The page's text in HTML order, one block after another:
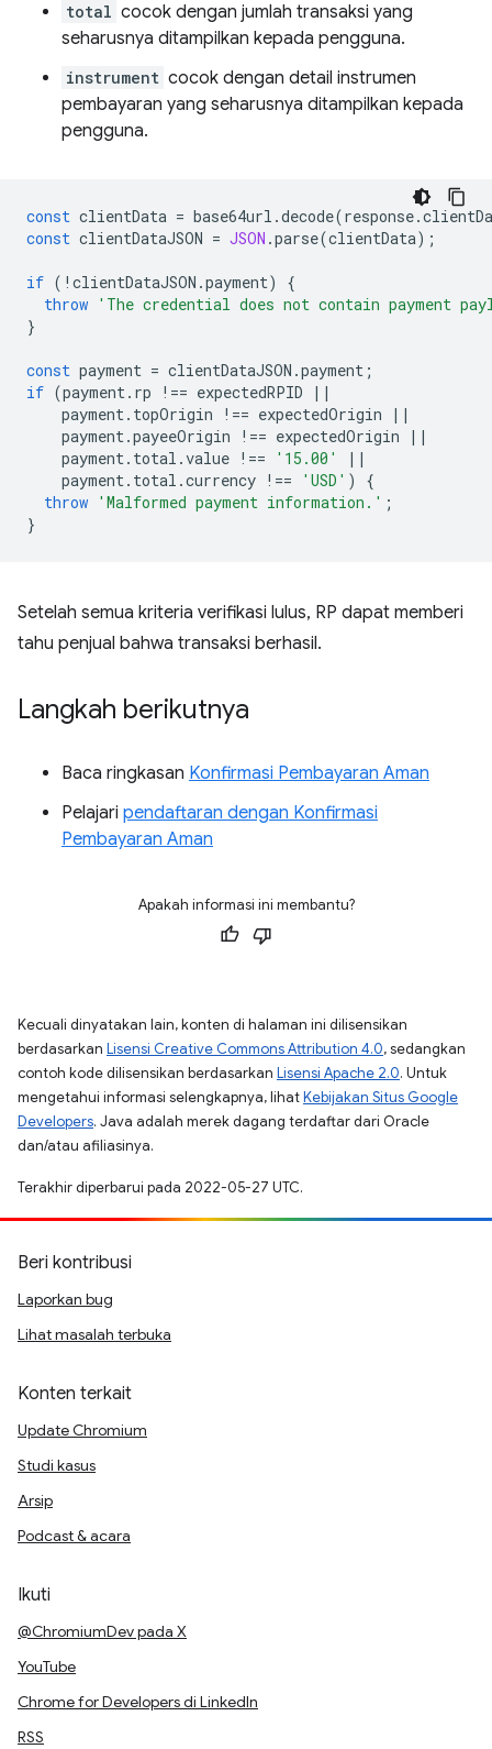
total cocok dengan jumlah transaksi yang
seharusnya ditampilkan kepada pengguna.
instrument cocok dengan detail instrumen
pembayaran yang seharusnya ditampilkan kepada
pengguna.
const clientData = base64url .decode(response.
const clientDataJSON = JSON .parse(clientData);
if ( ! clientDataJSON .payment)
{
throw 'The credential does not contain payment
}
const payment = clientDataJSON .payment ;
if (payment. rp !== expectedRPID
||
payment. topOrigin !== expectedOrigin
||
payment.payeeOrigin !== expectedOrigin
||
payment. total .value !== '15.00'
||
payment. total .currency !== 'USD' )
{
throw 'Malformed payment information.' ;
}
Setelah semua kriteria verifikasi lulus, RP dapat memberi
tahu penjual bahwa transaksi berhasil.
Langkah berikutnya
Baca ringkasan Konfirmasi Pembayaran Aman
Pelajari pendaftaran dengan Konfirmasi
Pembayaran Aman
Apakah informasi ini membantu?
Kecuali dinyatakan lain, konten di halaman ini dilisensikan
berdasarkan Lisensi Creative Commons Attribution 4.0, sedangkan
contoh kode dilisensikan berdasarkan Lisensi Apache 2.0. Untuk
mengetahui informasi selengkapnya, lihatKebijakan Situs Google
Developers. Java adalah merek dagang terdaftar dari Oracle
dan/atau afiliasinya.
Terakhir diperbarui pada 2022-05-27 UTC.
Beri kontribusi
Laporkan bug
Lihat masalah terbuka
Konten terkait
Update Chromium
Studi kasus
Arsip
Podcast & acara
Ikuti
@ChromiumDev pada X
YouTube
Chrome for Developers di LinkedIn
RSS